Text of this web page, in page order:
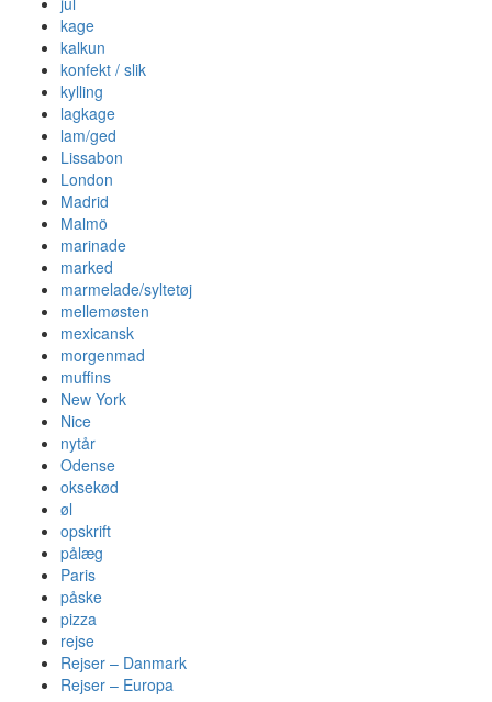
kage
kalkun
konfekt / slik
kylling
lagkage
lam/ged
Lissabon
London
Madrid
Malmö
marinade
marked
marmelade/syltetøj
mellemøsten
mexicansk
morgenmad
muffins
New York
Nice
nytår
Odense
oksekød
øl
opskrift
pålæg
Paris
påske
pizza
rejse
Rejser – Danmark
Rejser – Europa